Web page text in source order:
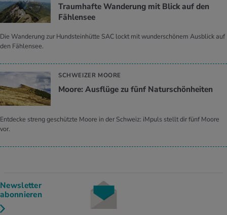
Traumhafte Wanderung mit Blick auf den
Fählensee
Die Wanderung zur Hundsteinhütte SAC lockt mit wunderschönem Ausblick auf
den Fählensee.
SCHWEIZER MOORE
Moore: Ausflüge zu fünf Naturschönheiten
Entdecke streng geschützte Moore in der Schweiz: iMpuls stellt dir fünf Moore
vor.
Newsletter
abonnieren